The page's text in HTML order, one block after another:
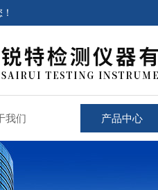
我们 产品中心